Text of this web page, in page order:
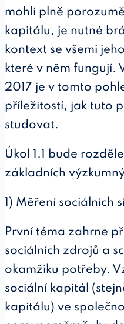
mohli plně
kapitálu, je nutné
kontext se všemi
které v něm fungují.
2017 je v tomto
příležitostí, jak tuto
studovat.
Úkol 1.1 bude
základních
1) Měření sociálních
První téma zahrne
sociálních zdrojů a
okamžiku potřeby.
sociální kapitál
kapitálu) ve